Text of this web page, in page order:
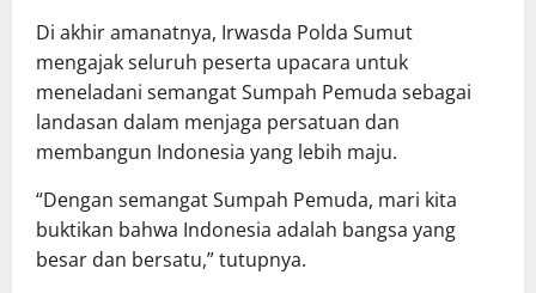
Di akhir amanatnya, Irwasda Polda Sumut
mengajak seluruh peserta upacara untuk
meneladani semangat Sumpah Pemuda sebagai
landasan dalam menjaga persatuan dan
membangun Indonesia yang lebih maju.
“Dengan semangat Sumpah Pemuda, mari kita
buktikan bahwa Indonesia adalah bangsa yang
besar dan bersatu,” tutupnya.